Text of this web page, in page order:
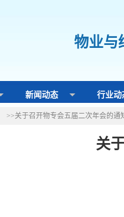
新闻动态 行业动
物业与
>>关于召开物专会五届二次年会的通
关